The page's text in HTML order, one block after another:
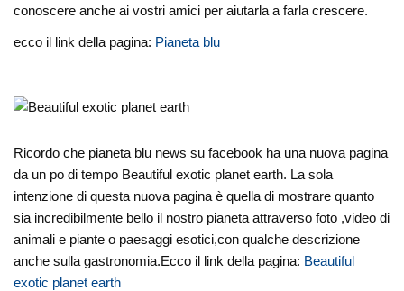
conoscere anche ai vostri amici per aiutarla a farla crescere.
ecco il link della pagina: Pianeta blu
Ricordo che pianeta blu news su facebook ha una nuova pagina
da un po di tempo Beautiful exotic planet earth. La sola
intenzione di questa nuova pagina è quella di mostrare quanto
sia incredibilmente bello il nostro pianeta attraverso foto ,video di
animali e piante o paesaggi esotici,con qualche descrizione
anche sulla gastronomia.Ecco il link della pagina: Beautiful
exotic planet earth